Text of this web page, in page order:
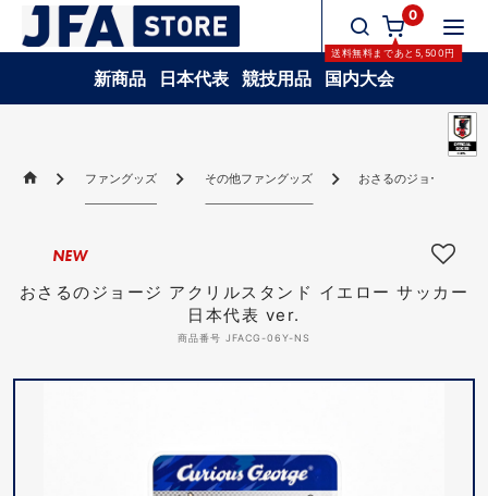
0
送料無料まであと 5,500円
新商品 日本代表 競技用品 国内大会
ファングッズ その他ファングッズ おさるのジョージ アク
おさるのジョージ アクリルスタンド イエロー サッカー
日本代表 ver.
商品番号 JFACG-06Y-NS
NEW